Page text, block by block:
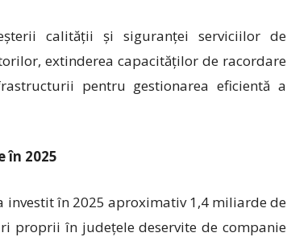
calității și siguranței serviciilor de
extinderea capacităților de racordare
pentru gestionarea eficientă a
în 2025
investit în 2025 aproximativ 1,4 miliarde de
proprii în județele deservite de companie